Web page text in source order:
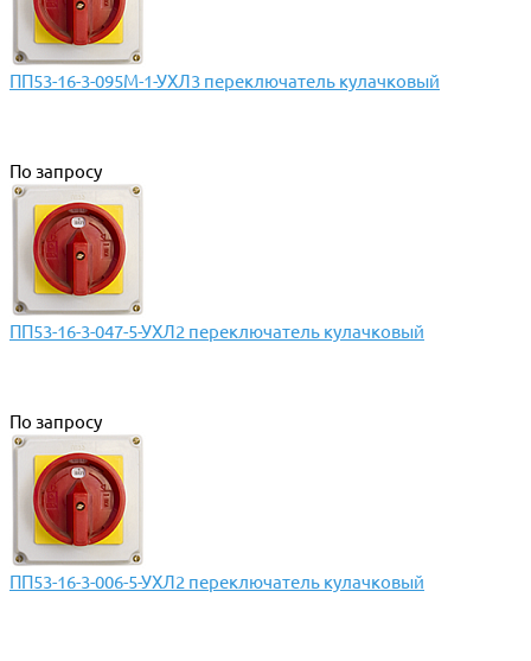
ПП53-16-3-095М-1-УХЛ3 переключатель кулачковый
По запросу
ПП53-16-3-047-5-УХЛ2 переключатель кулачковый
По запросу
ПП53-16-3-006-5-УХЛ2 переключатель кулачковый